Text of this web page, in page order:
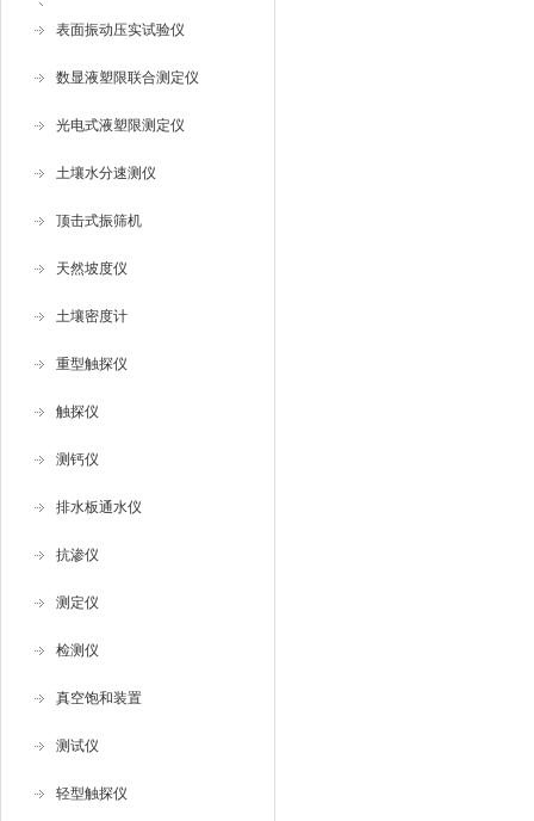
仪
表面振动压实试验仪
数显液塑限联合测定仪
光电式液塑限测定仪
土壤水分速测仪
顶击式振筛机
天然坡度仪
土壤密度计
重型触探仪
触探仪
测钙仪
排水板通水仪
抗渗仪
测定仪
检测仪
真空饱和装置
测试仪
轻型触探仪